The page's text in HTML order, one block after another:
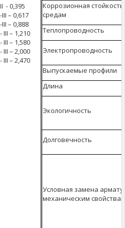
- 0,395
– 0,617
– 0,888
III – 1,210
III – 1,580
III – 2,000
III – 2,470
Коррозионная
средам
Теплопроводность
Электропроводность
Выпускаемые профили
Длина
Экологичность
Долговечность
Условная замена
механическим свойствам